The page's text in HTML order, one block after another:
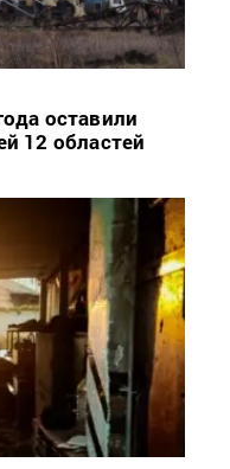
оставили
12 областей